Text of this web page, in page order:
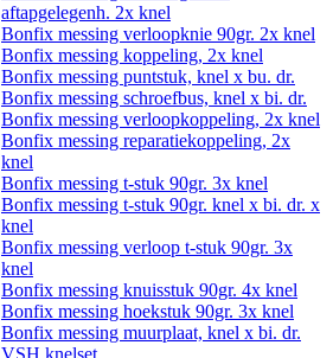
aftapgelegenh. 2x knel
Bonfix messing verloopknie 90gr. 2x knel
Bonfix messing koppeling, 2x knel
Bonfix messing puntstuk, knel x bu. dr.
Bonfix messing schroefbus, knel x bi. dr.
Bonfix messing verloopkoppeling, 2x knel
Bonfix messing reparatiekoppeling, 2x
knel
Bonfix messing t-stuk 90gr. 3x knel
Bonfix messing t-stuk 90gr. knel x bi. dr. x
knel
Bonfix messing verloop t-stuk 90gr. 3x
knel
Bonfix messing knuisstuk 90gr. 4x knel
Bonfix messing hoekstuk 90gr. 3x knel
Bonfix messing muurplaat, knel x bi. dr.
VSH knelset